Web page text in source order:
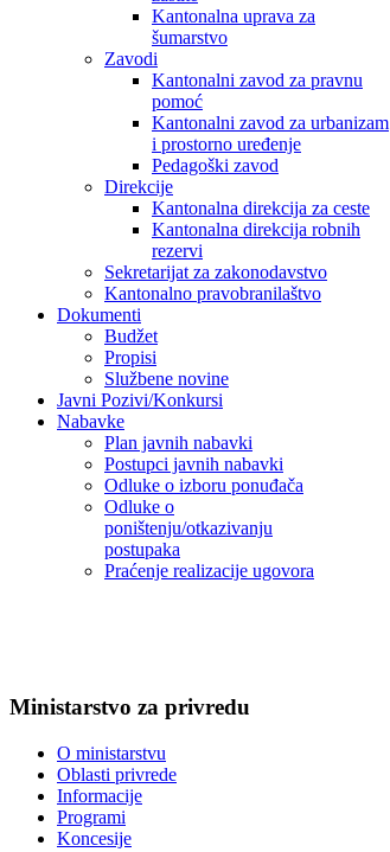
Kantonalna uprava za
šumarstvo
Zavodi
Kantonalni zavod za pravnu
pomoć
Kantonalni zavod za urbanizam
i prostorno uređenje
Pedagoški zavod
Direkcije
Kantonalna direkcija za ceste
Kantonalna direkcija robnih
rezervi
Sekretarijat za zakonodavstvo
Kantonalno pravobranilaštvo
Dokumenti
Budžet
Propisi
Službene novine
Javni Pozivi/Konkursi
Nabavke
Plan javnih nabavki
Postupci javnih nabavki
Odluke o izboru ponuđača
Odluke o
poništenju/otkazivanju
postupaka
Praćenje realizacije ugovora
Ministarstvo za privredu
O ministarstvu
Oblasti privrede
Informacije
Programi
Koncesije